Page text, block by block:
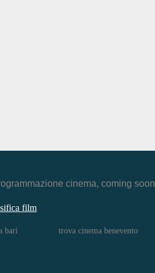
cinema, coming soon
film
bari trova cinema benevento